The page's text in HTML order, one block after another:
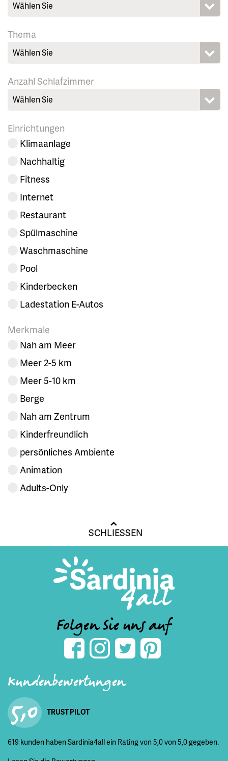
Wählen Sie
Thema
Wählen Sie
Anzahl Schlafzimmer
Wählen Sie
Einrichtungen
Klimaanlage
Nachhaltig
Fitness
Internet
Restaurant
Spülmaschine
Waschmaschine
Pool
Kinderbecken
Ladestation E-Autos
Merkmale
Nah am Meer
Meer 2-5 km
Meer 5-10 km
Berge
Nah am Zentrum
Kinderfreundlich
persönliches Ambiente
Animation
Adults-Only
SCHLIESSEN
Folgen Sie uns auf
Kundenbewertungen
5,0 TRUST PILOT
619 kunden haben Sardinia4all ein Rating von 5,0 von 5,0 gegeben.